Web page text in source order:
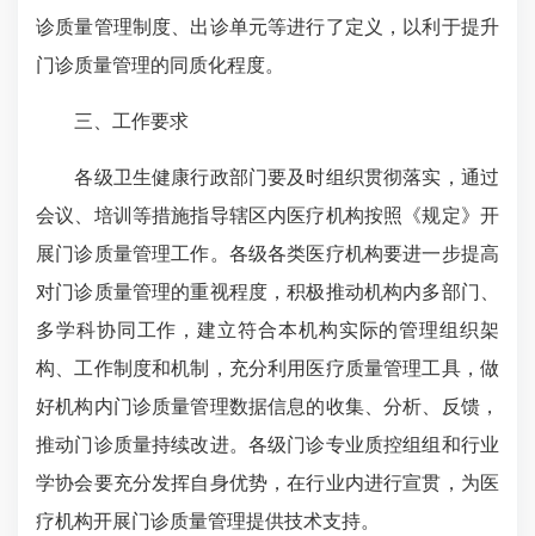
诊质量管理制度、出诊单元等进行了定义，以利于提升
门诊质量管理的同质化程度。
三、工作要求
各级卫生健康行政部门要及时组织贯彻落实，通过
会议、培训等措施指导辖区内医疗机构按照《规定》开
展门诊质量管理工作。各级各类医疗机构要进一步提高
对门诊质量管理的重视程度，积极推动机构内多部门、
多学科协同工作，建立符合本机构实际的管理组织架
构、工作制度和机制，充分利用医疗质量管理工具，做
好机构内门诊质量管理数据信息的收集、分析、反馈，
推动门诊质量持续改进。各级门诊专业质控组组和行业
学协会要充分发挥自身优势，在行业内进行宣贯，为医
疗机构开展门诊质量管理提供技术支持。